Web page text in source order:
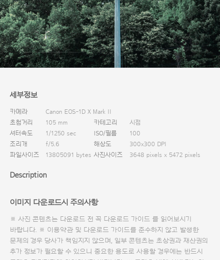
세부정보
카메라
Canon EOS-1D X Mark II
초첨거리
105 mm 카테고리
시점
셔터속도
1/1250 sec ISO/필름
100
조리개
f/5.6 해상도
300x300 DPI
파일사이즈
13805091 bytes 사진사이즈 3648 pixels x 5472 pixels
Description
이미지 다운로드시 주의사항
※ 사진 콘텐츠는 다운로드 전 꼭 다운로드 가이드 를 읽어보시기
바랍니다. ※ 이용약관 및 다운로드 가이드를 준수하지 않고 발생한
문제의 경우 당사가 책임지지 않으며, 일부 콘텐츠는 초상권과 재산권의
추가 정보가 필요할 수 있으니 중요한 용도로 사용할 경우에는 반드시